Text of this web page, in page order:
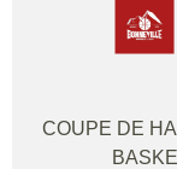
COUPE DE